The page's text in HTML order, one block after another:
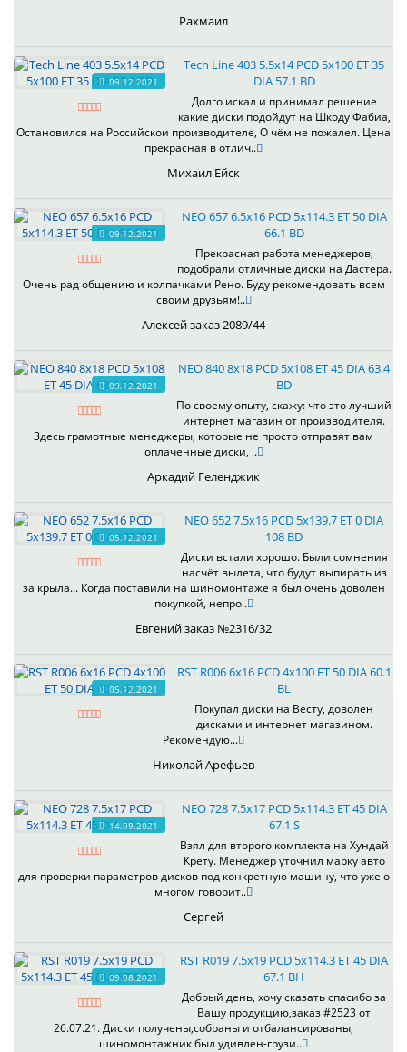
Рахмаил
09.12.2021
Tech Line 403 5.5x14 PCD 5x100 ET 35
DIA 57.1 BD
Долго искал и принимал решение
какие диски подойдут на Шкоду Фабиа,
Остановился на Российскои производителе, О чём не пожалел. Цена
прекрасная в отлич..
Михаил Ейск
09.12.2021
NEO 657 6.5x16 PCD 5x114.3 ET 50 DIA
66.1 BD
Прекрасная работа менеджеров,
подобрали отличные диски на Дастера.
Очень рад общению и колпачками Рено. Буду рекомендовать всем
своим друзьям!..
Алексей заказ 2089/44
09.12.2021
NEO 840 8x18 PCD 5x108 ET 45 DIA 63.4
BD
По своему опыту, скажу: что это лучший
интернет магазин от производителя.
Здесь грамотные менеджеры, которые не просто отправят вам
оплаченные диски, ..
Аркадий Геленджик
05.12.2021
NEO 652 7.5x16 PCD 5x139.7 ET 0 DIA
108 BD
Диски встали хорошо. Были сомнения
насчёт вылета, что будут выпирать из
за крыла... Когда поставили на шиномонтаже я был очень доволен
покупкой, непро..
Евгений заказ №2316/32
05.12.2021
RST R006 6x16 PCD 4x100 ET 50 DIA 60.1
BL
Покупал диски на Весту, доволен
дисками и интернет магазином.
Рекомендую...
Николай Арефьев
14.09.2021
NEO 728 7.5x17 PCD 5x114.3 ET 45 DIA
67.1 S
Взял для второго комплекта на Хундай
Крету. Менеджер уточнил марку авто
для проверки параметров дисков под конкретную машину, что уже о
многом говорит..
Сергей
09.08.2021
RST R019 7.5x19 PCD 5x114.3 ET 45 DIA
67.1 BH
Добрый день, хочу сказать спасибо за
Вашу продукцию,заказ #2523 от
26.07.21. Диски получены,собраны и отбалансированы,
шиномонтажник был удивлен-грузи..